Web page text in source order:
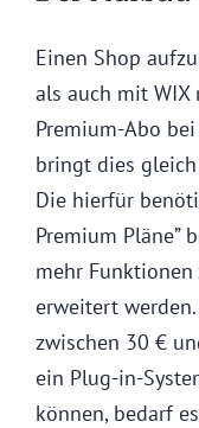
Einen Shop
als auch mit WIX
Premium-Abo
bringt dies
Die hierfür
Premium Pläne”
mehr
erweitert
zwischen 30 €
ein Plug-in-
können, bedarf